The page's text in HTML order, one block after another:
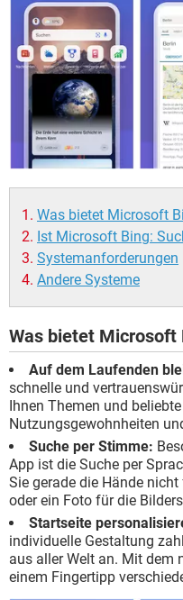
Was bietet Microsoft
Ist Microsoft Bing:
Systemanforderungen
Andere Systeme
Was bietet Microsoft
Auf dem Laufenden
schnelle und
Ihnen Themen und
Nutzungsgewohnheiten
Suche per Stimme:
App ist die Suche per
Sie gerade die Hände
oder ein Foto für die
Startseite
individuelle Gestaltung
aus aller Welt an. Mit dem
einem Fingertipp